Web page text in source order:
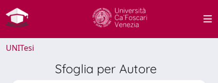
UNITesi
Sfoglia per Autore